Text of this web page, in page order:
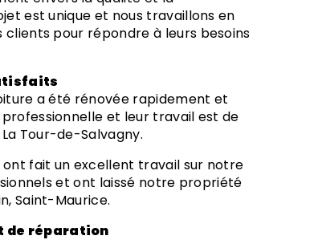
est unique et nous travaillons en
pour répondre à leurs besoins
a été rénovée rapidement et
et leur travail est de
Tour-de-Salvagny.
et ont laissé notre propriété
Saint-Maurice.
de réparation